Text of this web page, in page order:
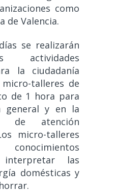
como
de Valencia.
se realizarán
actividades
la ciudadanía
talleres de
de 1 hora para
general y en la
de atención
micro-talleres
las
domésticas y